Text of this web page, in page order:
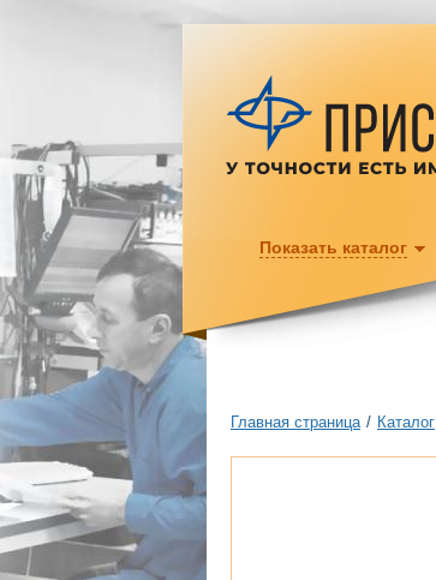
Показать каталог
Главная страница / Каталог